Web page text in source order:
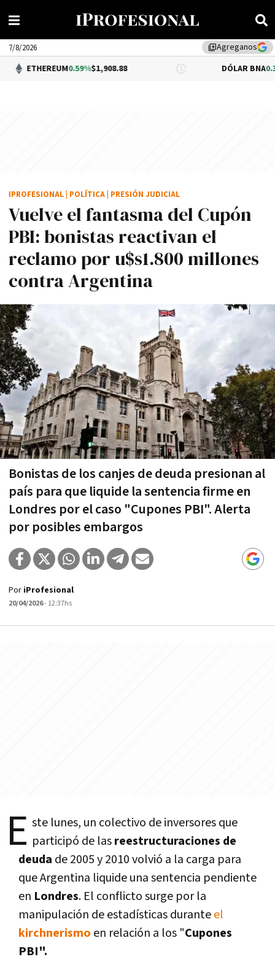
library_addAgreganos
7/8/2026
0.59%$1,908.88 DÓLAR BNA 0.34%
Vuelve el fantasma del Cupón
PBI: bonistas reactivan el
reclamo por u$s1.800 millones
contra Argentina
Bonistas de los canjes de deuda presionan al
país para que liquide la sentencia firme en
Londres por el caso "Cupones PBI". Alerta
por posibles embargos
IPROFESIONAL POLÍTICA PRESIÓN JUDICIAL
Por iProfesional
20/04/2026- 12:37hs
E ste lunes, un colectivo de inversores que
participó de lasreestructuraciones de
deuda de 2005 y 2010 volvió a la carga para
que Argentina liquide una sentencia pendiente
en Londres. El conflicto surge por la
manipulación de estadísticas duranteel
kirchnerismo en relación a los "Cupones
PBI".